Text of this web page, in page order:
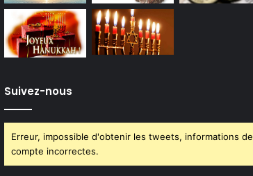
Suivez-nous
Erreur, impossible d'obtenir les tweets, informations de
compte incorrectes.